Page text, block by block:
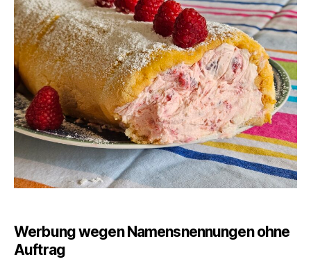
Werbung wegen Namensnennungen ohne
Auftrag